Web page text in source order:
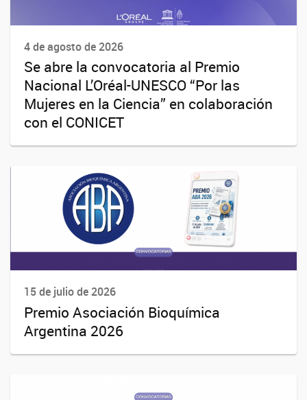
4 de agosto de 2026
Se abre la convocatoria al Premio
Nacional L’Oréal-UNESCO “Por las
Mujeres en la Ciencia” en colaboración
con el CONICET
15 de julio de 2026
Premio Asociación Bioquímica
Argentina 2026